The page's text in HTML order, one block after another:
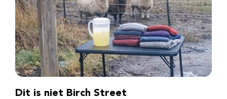
Dit is niet Birch Street